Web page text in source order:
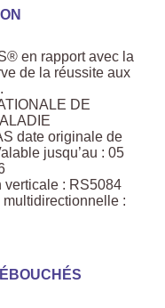
en rapport avec la
de la réussite aux
DE
date originale de
jusqu’au : 05
verticale : RS5084
: